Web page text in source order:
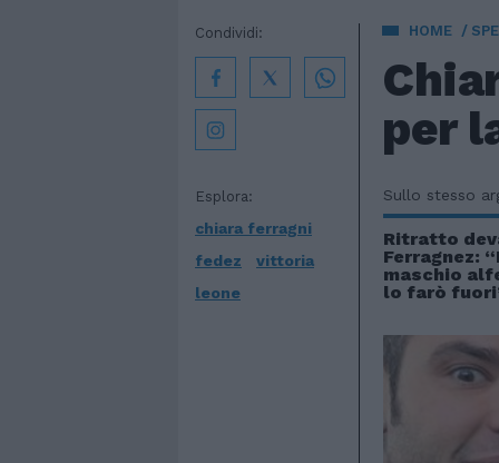
HOME
per
Esplora:
chiara ferragni
fedez
vittoria
leone
Condividi:
Sullo stesso
Ritratto
Ferragnez:
maschio
lo farò